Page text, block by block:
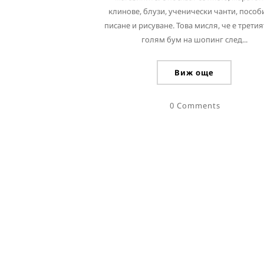
клинове, блузи, ученически чанти,
писане и рисуване. Това мисля, че е
голям бум на шопинг след...
Виж още
0 Comments